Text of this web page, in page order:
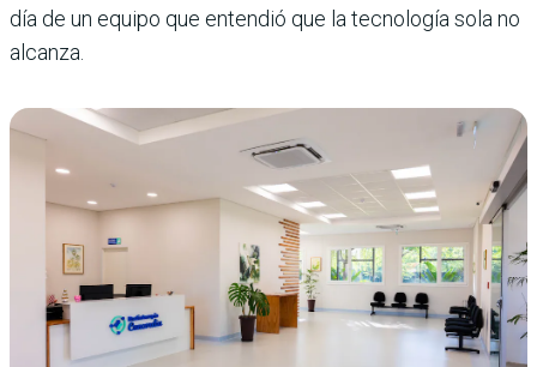
día de un equipo que entendió que la tecnología sola no
alcanza.